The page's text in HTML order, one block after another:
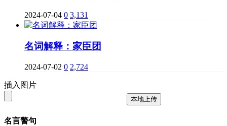
2024-07-04 0 3,131
名词解释：家臣团
2024-07-02 0 2,724
插入图片
本地上传
名言警句